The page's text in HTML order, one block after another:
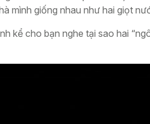
mình giống nhau như hai giọt
kể cho bạn nghe tại sao hai